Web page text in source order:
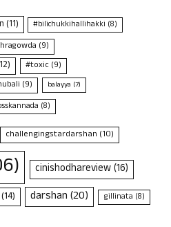
(11) #bilichukkihallihakki (8)
(9)
#toxic(9)
(9) balayya (7)
(8)
challengingstardarshan (10)
cinishodhareview(16)
(14) darshan(20) gillinata (8)